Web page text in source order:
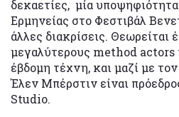
δεκαετίες, μία
Ερμηνείας στο Φεστιβάλ
άλλες διακρίσεις. Θεωρείται
μεγαλύτερους method actors
έβδομη τέχνη, και μαζί με
Έλεν Μπέρστιν είναι
Studio.